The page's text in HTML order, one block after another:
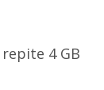
4 GB